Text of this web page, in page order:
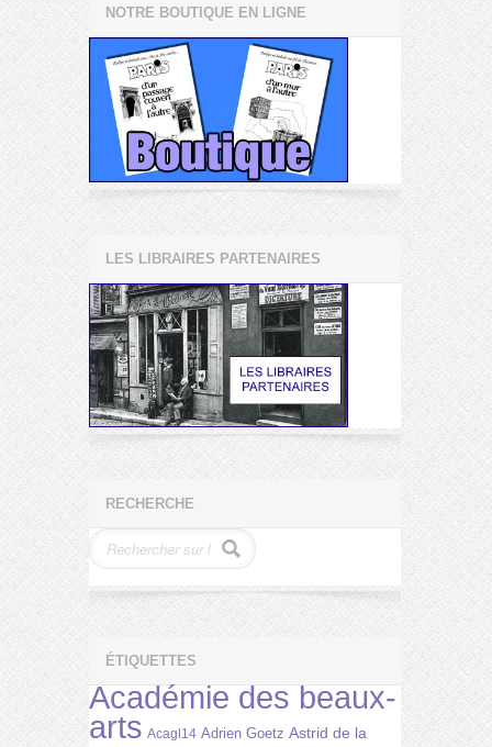
NOTRE BOUTIQUE EN LIGNE
LES LIBRAIRES PARTENAIRES
RECHERCHE
ÉTIQUETTES
Académie des beaux-
arts Acagl14 Adrien Goetz Astrid de la